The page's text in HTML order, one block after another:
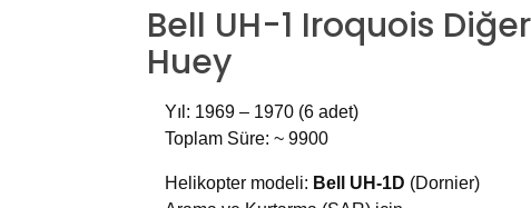
Bell UH-1 Iroquois
Huey
Yıl: 1969 – 1970 (6 adet)
Toplam Süre: ~ 9900
Helikopter modeli: Bell UH-1D (Dornier)